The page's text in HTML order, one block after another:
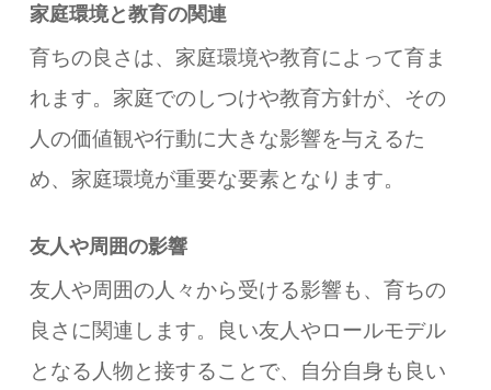
家庭環境と教育の関連
育ちの良さは、家庭環境や教育によって育ま
れます。家庭でのしつけや教育方針が、その
人の価値観や行動に大きな影響を与えるた
め、家庭環境が重要な要素となります。
友人や周囲の影響
友人や周囲の人々から受ける影響も、育ちの
良さに関連します。良い友人やロールモデル
となる人物と接することで、自分自身も良い